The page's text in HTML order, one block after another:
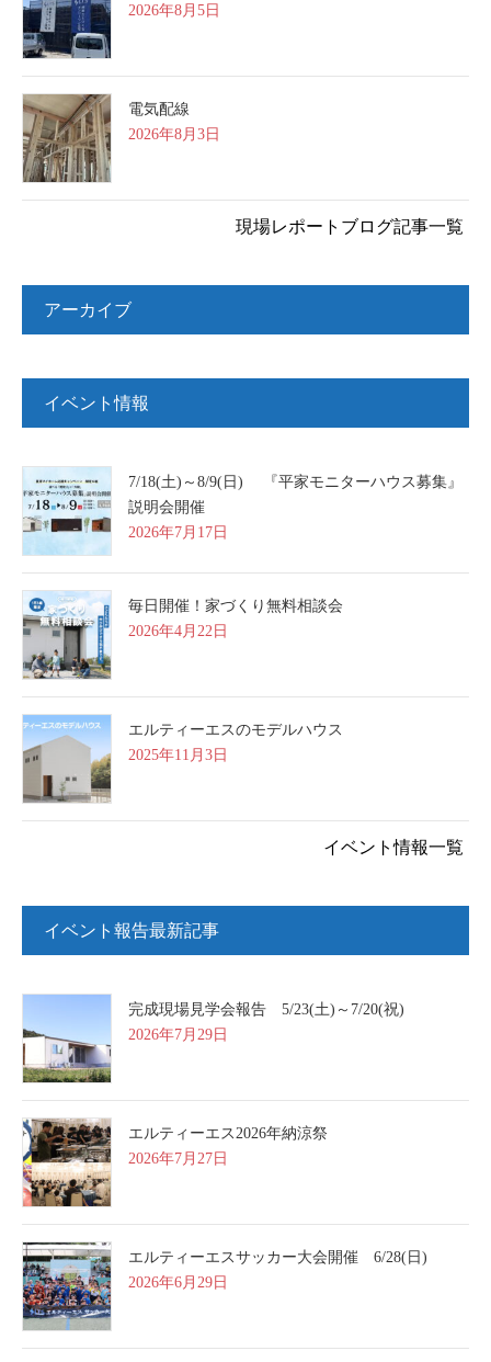
2026年8月5日
電気配線
2026年8月3日
現場レポートブログ記事一覧
アーカイブ
イベント情報
7/18(土)～8/9(日) 『平家モニターハウス募集』
説明会開催
2026年7月17日
毎日開催！家づくり無料相談会
2026年4月22日
エルティーエスのモデルハウス
2025年11月3日
イベント情報一覧
イベント報告最新記事
完成現場見学会報告 5/23(土)～7/20(祝)
2026年7月29日
エルティーエス2026年納涼祭
2026年7月27日
エルティーエスサッカー大会開催 6/28(日)
2026年6月29日